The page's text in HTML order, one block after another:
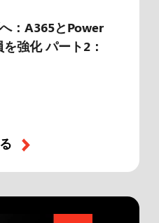
：A365とPower
強化 パート2：